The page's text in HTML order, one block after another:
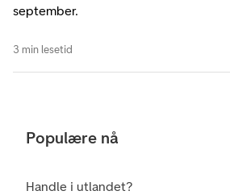
september.
3 min lesetid
Populære nå
Handle i utlandet?